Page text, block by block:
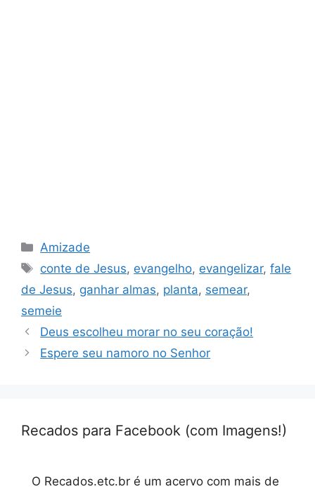
Categorias
Amizade
Tags
conte de Jesus, evangelho, evangelizar,fale
de Jesus, ganhar almas, planta, semear,
semeie
Deus escolheu morar no seu coração!
Espere seu namoro no Senhor
Recados para Facebook (com Imagens!)
O Recados.etc.br é um acervo com mais de